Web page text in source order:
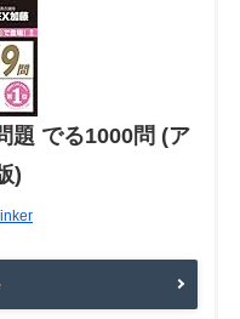
題 でる1000問 (ア
)